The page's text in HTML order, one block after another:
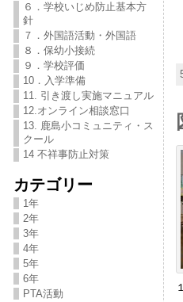
６．学校いじめ防止基本方
針
７．外国語活動・外国語
８．保幼小接続
９．学校評価
10．入学準備
11. 引き渡し実施マニュアル
12.オンライン相談窓口
13. 鹿島小コミュニティ・ス
クール
14 不祥事防止対策
カテゴリー
1年
2年
3年
4年
5年
6年
PTA活動